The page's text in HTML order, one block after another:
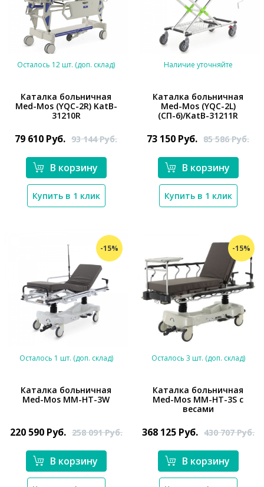
*}
Осталось 12 шт. (доп. склад)
Каталка больничная
Med-Mos (YQC-2R) KatB-
31210R
79 610 Руб. 93 144Руб.
В корзину
Купить в 1 клик
*}
Наличие уточняйте
Каталка больничная
Med-Mos (YQC-2L)
(СП-6)/KatB-31211R
73 150 Руб. 85 586Руб.
В корзину
Купить в 1 клик
-15%
Осталось 1 шт. (доп. склад)
Каталка больничная
Med-Mos ММ-НТ-3W
220 590 Руб. 258 091Руб.
В корзину
-15%
*}
Осталось 3 шт. (доп. склад)
Каталка больничная
Med-Mos ММ-НТ-3S с
весами
368 125 Руб. 430 707Руб.
В корзину